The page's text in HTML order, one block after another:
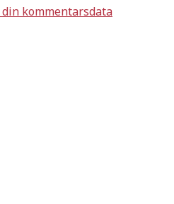
kommentarsdata